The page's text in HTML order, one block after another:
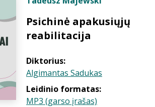
Psichinė apakusiųjų
reabilitacija
Diktorius:
Algimantas Sadukas
Leidinio formatas:
MP3 (garso įrašas)